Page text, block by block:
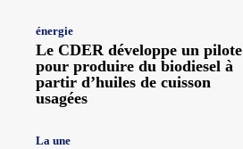
énergie
Le CDER développe un pilote
pour produire du biodiesel à
partir d’huiles de cuisson
usagées
La une